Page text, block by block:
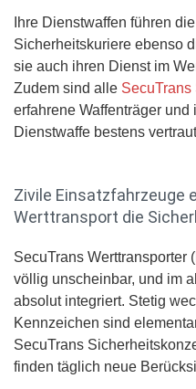
Ihre Dienstwaffen führen
Sicherheitskuriere ebenso
sie auch ihren Dienst im
Zudem sind alle
erfahrene Waffenträger und
Dienstwaffe bestens
Zivile Einsatzfahrzeuge
Werttransport die
SecuTrans Werttransporter
völlig unscheinbar, und im
absolut integriert. Stetig
Kennzeichen sind
SecuTrans
finden täglich neue